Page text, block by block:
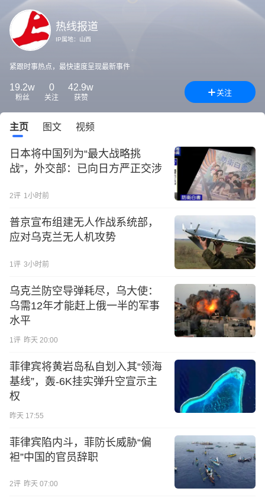
热线报道
IP属地： 山西
紧跟时事热点，最快速度呈现最新事件
19.2w
粉丝
0
关注
42.9w
获赞
关注
主页 图文 视频
日本将中国列为“最大战略挑
战”，外交部：已向日方严正交涉
2评 1小时前
普京宣布组建无人作战系统部，
应对乌克兰无人机攻势
1 评 3小时前
乌克兰防空导弹耗尽，乌大使：
乌需12年才能赶上俄一半的军事
水平
1 评 昨天 20:00
菲律宾将黄岩岛私自划入其“领海
基线”，轰-6K挂实弹升空宣示主
权
昨天 17:55
菲律宾陷内斗，菲防长威胁“偏
袒”中国的官员辞职
2评 昨天 07:00